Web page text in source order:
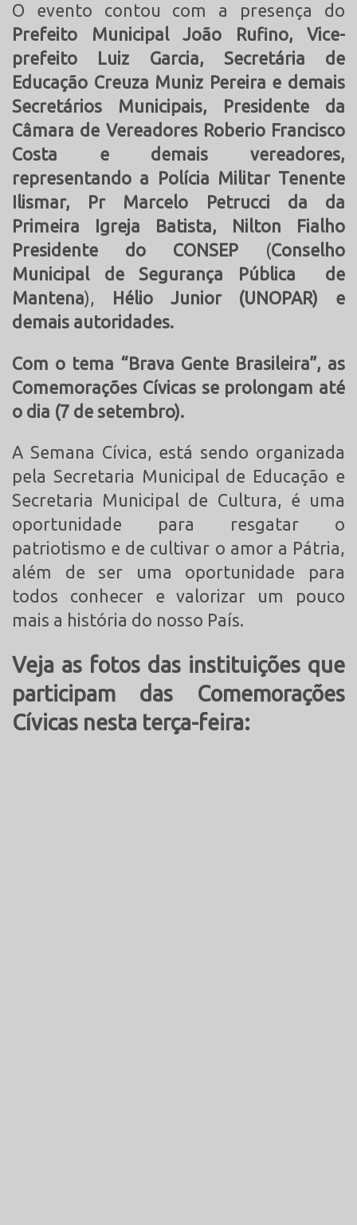
O evento contou com a presença do
Prefeito Municipal João Rufino, Vice-
prefeito Luiz Garcia, Secretária de
Educação Creuza Muniz Pereira e demais
Secretários Municipais, Presidente da
Câmara de Vereadores Roberio Francisco
Costa e demais vereadores,
representando a Polícia Militar Tenente
Ilismar, Pr Marcelo Petrucci da da
Primeira Igreja Batista, Nilton Fialho
Presidente do
CONSEP (Conselho
Municipal de Segurança Pública de
Mantena),
Hélio Junior (UNOPAR) e
demais autoridades.
Com o tema “Brava Gente Brasileira”, as
Comemorações Cívicas se prolongam até
o dia (7 de setembro).
A Semana Cívica, está sendo organizada
pela Secretaria Municipal de Educação e
Secretaria Municipal de Cultura, é uma
oportunidade para resgatar o
patriotismo e de cultivar o amor a Pátria,
além de ser uma oportunidade para
todos conhecer e valorizar um pouco
mais a história do nosso País.
Veja as fotos das instituições que
participam das Comemorações
Cívicas nesta terça-feira: